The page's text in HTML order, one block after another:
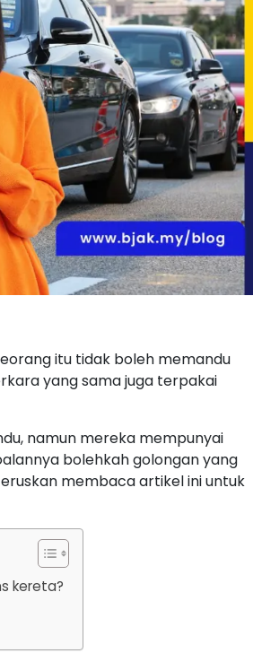
itu tidak boleh memandu
yang sama juga terpakai
namun mereka mempunyai
bolehkah golongan yang
membaca artikel ini untuk
kereta?